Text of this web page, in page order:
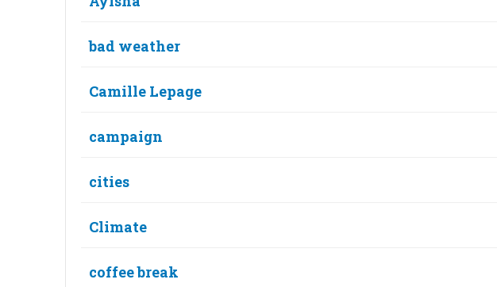
bad weather
Camille Lepage
campaign
cities
Climate
coffee break